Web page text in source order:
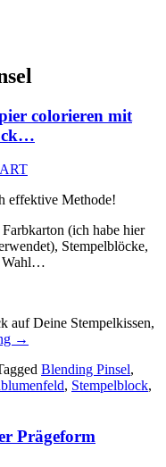
colorieren mit
effektive Methode!
(ich habe hier
Stempelblöcke,
Wahl…
auf Deine Stempelkissen,
„Tolle
–
geprägtes
mit
Blendingpinsel
→
Blending Pinsel,
, Stempelblock,
Prägeform